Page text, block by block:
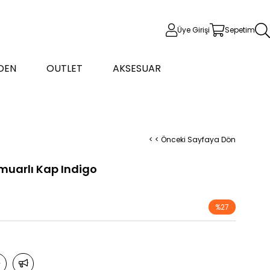
Üye Girişi Sepetim
OUTLET AKSESUAR
< < Önceki Sayfaya Dön
Kap Indigo
%27
İndirim